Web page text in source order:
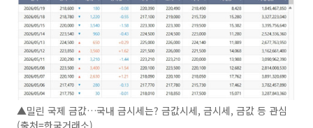
▲밀린 국제 금값…국내 금시세는? 금값시세, 금시세, 금값 등 관심
(출처=한국거래소)